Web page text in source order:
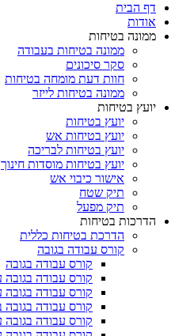
דף הבית
אודות
ממונה בטיחות
ממונה בטיחות בעבודה
סקר סיכונים
חוות דעת מומחה בטיחות
ממונה בטיחות לייזר
יועץ בטיחות
יועץ בטיחות
יועץ בטיחות אש
יועץ בטיחות לבריכה
יועץ בטיחות מוסדות חינוך
אישור כיבוי אש
תיק שטח
תיק מפעל
הדרכות בטיחות
הדרכת בטיחות כללית
קורס עבודה בגובה
קורס עבודה בגובה
קורס עבודה בגובה
קורס עבודה בגובה
קורס עבודה בגובה
קורס עבודה בגובה